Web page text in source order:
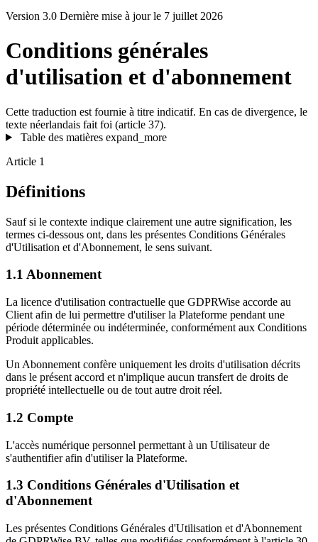
Version 3.0 Dernière mise à jour le 7 juillet 2026
Conditions générales
d'utilisation et d'abonnement
Cette traduction est fournie à titre indicatif. En cas de divergence, le
texte néerlandais fait foi (article 37).
Table des matières expand_more
Article 1
Définitions
Sauf si le contexte indique clairement une autre signification, les
termes ci-dessous ont, dans les présentes Conditions Générales
d'Utilisation et d'Abonnement, le sens suivant.
1.1 Abonnement
La licence d'utilisation contractuelle que GDPRWise accorde au
Client afin de lui permettre d'utiliser la Plateforme pendant une
période déterminée ou indéterminée, conformément aux Conditions
Produit applicables.
Un Abonnement confère uniquement les droits d'utilisation décrits
dans le présent accord et n'implique aucun transfert de droits de
propriété intellectuelle ou de tout autre droit réel.
1.2 Compte
L'accès numérique personnel permettant à un Utilisateur de
s'authentifier afin d'utiliser la Plateforme.
1.3 Conditions Générales d'Utilisation et
d'Abonnement
Les présentes Conditions Générales d'Utilisation et d'Abonnement